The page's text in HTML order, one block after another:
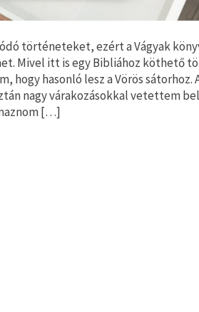
történeteket, ezért a Vágyak
Mivel itt is egy Bibliához köthető
hogy hasonló lesz a Vörös sátorhoz.
nagy várakozásokkal vetettem
[…]